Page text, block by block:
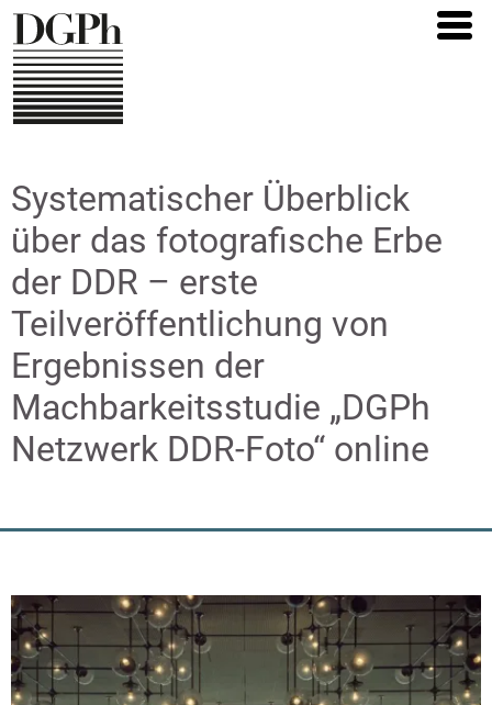
Direkt
zum
Inhalt
Systematischer Überblick
über das fotografische Erbe
der DDR – erste
Teilveröffentlichung von
Ergebnissen der
Machbarkeitsstudie „DGPh
Netzwerk DDR-Foto“ online